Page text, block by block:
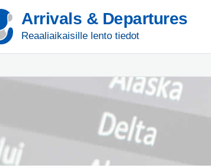
Arrivals & Departures
Reaaliaikaisille lento tiedot